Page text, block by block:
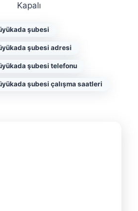
Kapalı
şubesi
şubesi adresi
şubesi telefonu
şubesi çalışma saatleri